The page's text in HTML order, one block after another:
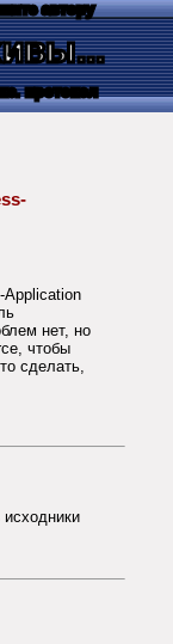
автору
протокол
нет, но
чтобы
сделать,